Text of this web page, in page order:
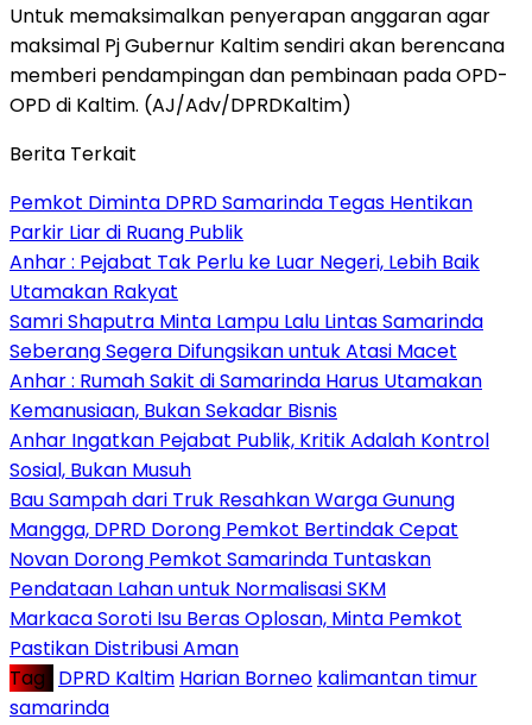
Untuk memaksimalkan penyerapan anggaran agar
maksimal Pj Gubernur Kaltim sendiri akan berencana
memberi pendampingan dan pembinaan pada OPD-
OPD di Kaltim. (AJ/Adv/DPRDKaltim)
Berita Terkait
Pemkot Diminta DPRD Samarinda Tegas Hentikan
Parkir Liar di Ruang Publik
Anhar : Pejabat Tak Perlu ke Luar Negeri, Lebih Baik
Utamakan Rakyat
Samri Shaputra Minta Lampu Lalu Lintas Samarinda
Seberang Segera Difungsikan untuk Atasi Macet
Anhar : Rumah Sakit di Samarinda Harus Utamakan
Kemanusiaan, Bukan Sekadar Bisnis
Anhar Ingatkan Pejabat Publik, Kritik Adalah Kontrol
Sosial, Bukan Musuh
Bau Sampah dari Truk Resahkan Warga Gunung
Mangga, DPRD Dorong Pemkot Bertindak Cepat
Novan Dorong Pemkot Samarinda Tuntaskan
Pendataan Lahan untuk Normalisasi SKM
Markaca Soroti Isu Beras Oplosan, Minta Pemkot
Pastikan Distribusi Aman
Tag : DPRD Kaltim Harian Borneo kalimantan timur
samarinda